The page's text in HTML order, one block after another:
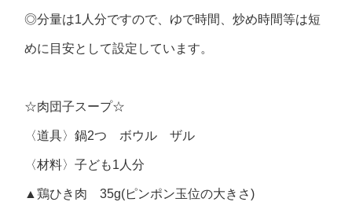
◎分量は1人分ですので、ゆで時間、炒め時間等は短
めに目安として設定しています。
☆肉団子スープ☆
〈道具〉鍋2つ ボウル ザル
〈材料〉子ども1人分
▲鶏ひき肉 35g(ピンポン玉位の大きさ)